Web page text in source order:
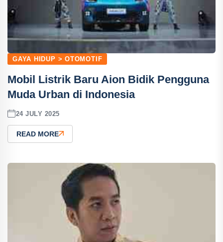
GAYA HIDUP > OTOMOTIF
Mobil Listrik Baru Aion Bidik Pengguna
Muda Urban di Indonesia
24 JULY 2025
READ MORE